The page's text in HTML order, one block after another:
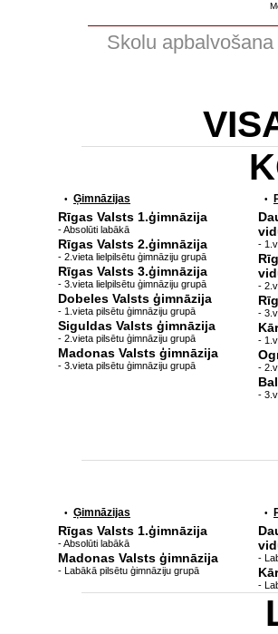
Skolu
• Ģimnāzijas
Rīgas Valsts 1.ģimnāzija
- Absolūti labākā
Rīgas Valsts 2.ģimnāzija
- 2.vieta lielpilsētu ģimnāziju grupā
Rīgas Valsts 3.ģimnāzija
- 3.vieta lielpilsētu ģimnāziju grupā
Dobeles Valsts ģimnāzija
- 1.vieta pilsētu ģimnāziju grupā
Siguldas Valsts ģimnāzija
- 2.vieta pilsētu ģimnāziju grupā
Madonas Valsts ģimnāzija
- 3.vieta pilsētu ģimnāziju grupā
•
-
-
-
-
-
-
• Ģimnāzijas
Rīgas Valsts 1.ģimnāzija
- Absolūti labākā
Madonas Valsts ģimnāzija
- Labākā pilsētu ģimnāziju grupā
•
-
-